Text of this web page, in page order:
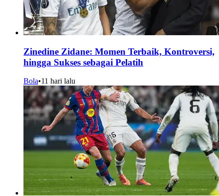
Zinedine Zidane: Momen Terbaik, Kontroversi,
hingga Sukses sebagai Pelatih
Bola•11 hari lalu